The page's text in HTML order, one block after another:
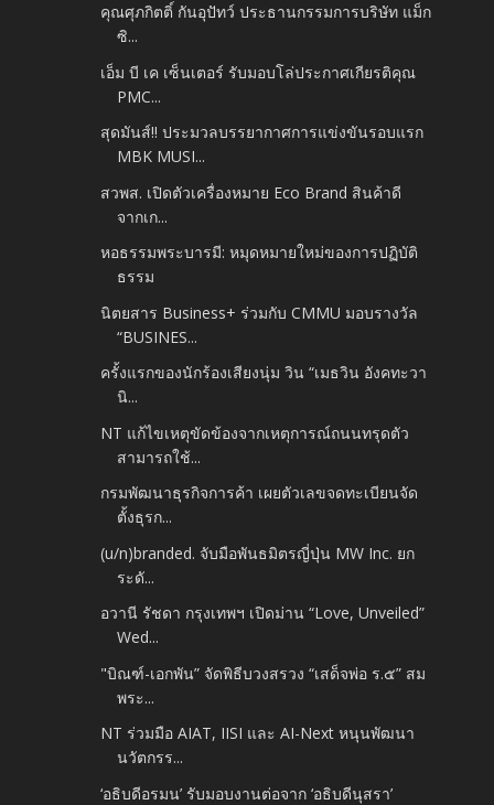
คุณศุภกิตติ์ กันอุปัทว์ ประธานกรรมการบริษัท แม็ก
ซิ...
เอ็ม บี เค เซ็นเตอร์ รับมอบโล่ประกาศเกียรติคุณ
PMC...
สุดมันส์!! ประมวลบรรยากาศการแข่งขันรอบแรก
MBK MUSI...
สวพส. เปิดตัวเครื่องหมาย Eco Brand สินค้าดี
จากเก...
หอธรรมพระบารมี: หมุดหมายใหม่ของการปฏิบัติ
ธรรม
นิตยสาร Business+ ร่วมกับ CMMU มอบรางวัล
“BUSINES...
ครั้งแรกของนักร้องเสียงนุ่ม วิน “เมธวิน อังคทะวา
นิ...
NT แก้ไขเหตุขัดข้องจากเหตุการณ์ถนนทรุดตัว
สามารถใช้...
กรมพัฒนาธุรกิจการค้า เผยตัวเลขจดทะเบียนจัด
ตั้งธุรก...
(u/n)branded. จับมือพันธมิตรญี่ปุ่น MW Inc. ยก
ระดั...
อวานี รัชดา กรุงเทพฯ เปิดม่าน “Love, Unveiled”
Wed...
"บิณฑ์-เอกพัน” จัดพิธีบวงสรวง “เสด็จพ่อ ร.๕” สม
พระ...
NT ร่วมมือ AIAT, IISI และ AI-Next หนุนพัฒนา
นวัตกรร...
‘อธิบดีอรมน’ รับมอบงานต่อจาก ‘อธิบดีนุสรา’